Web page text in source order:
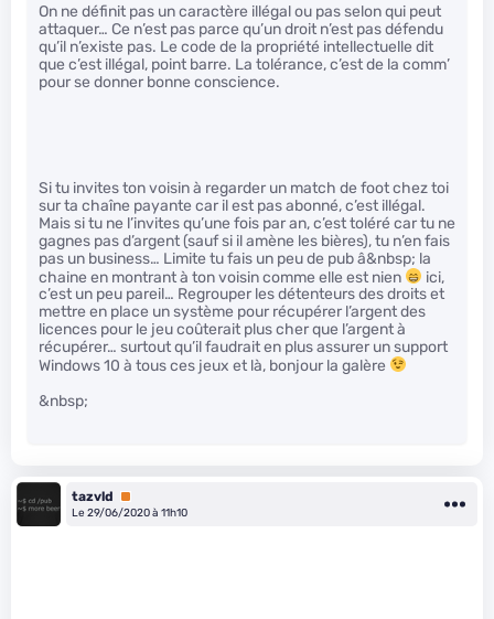
On ne définit pas un caractère illégal ou pas selon qui peut
attaquer… Ce n’est pas parce qu’un droit n’est pas défendu
qu’il n’existe pas. Le code de la propriété intellectuelle dit
que c’est illégal, point barre. La tolérance, c’est de la comm’
pour se donner bonne conscience.
Si tu invites ton voisin à regarder un match de foot chez toi
sur ta chaîne payante car il est pas abonné, c’est illégal.
Mais si tu ne l’invites qu’une fois par an, c’est toléré car tu ne
gagnes pas d’argent (sauf si il amène les bières), tu n’en fais
pas un business… Limite tu fais un peu de pub â&nbsp; la
chaine en montrant à ton voisin comme elle est nien
ici,
c’est un peu pareil… Regrouper les détenteurs des droits et
mettre en place un système pour récupérer l’argent des
licences pour le jeu coûterait plus cher que l’argent à
récupérer… surtout qu’il faudrait en plus assurer un support
Windows 10 à tous ces jeux et là, bonjour la galère
&nbsp;
tazvld
Premium
Le 29/06/2020 à 11h10